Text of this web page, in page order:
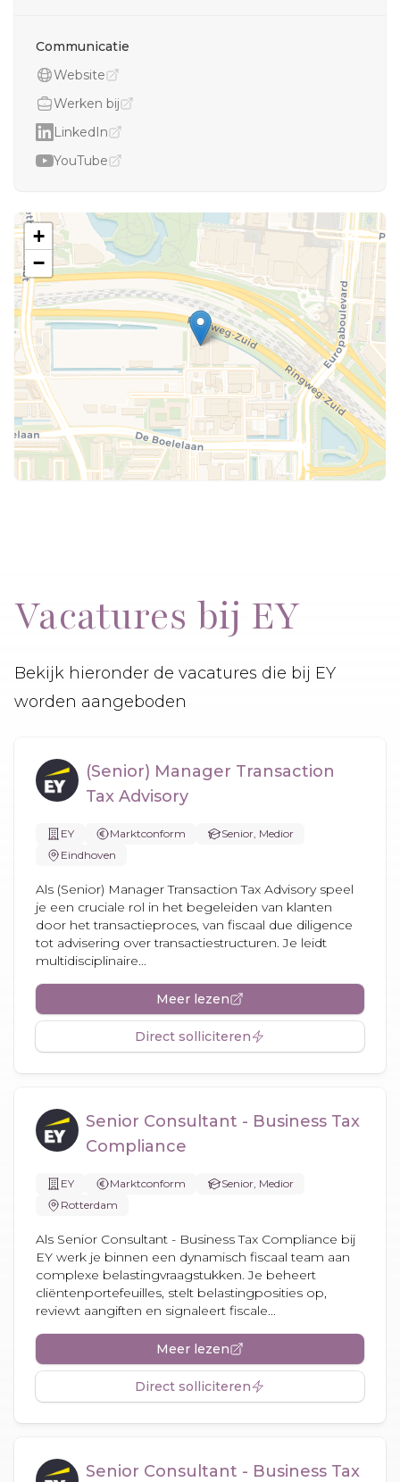
Communicatie
Website
Werken bij
LinkedIn
YouTube
+
−
Vacatures bij EY
Bekijk hieronder de vacatures die bij EY
worden aangeboden
(Senior) Manager Transaction
Tax Advisory
EY Marktconform
Senior, Medior
Eindhoven
Als (Senior) Manager Transaction Tax Advisory speel
je een cruciale rol in het begeleiden van klanten
door het transactieproces, van fiscaal due diligence
tot advisering over transactiestructuren. Je leidt
multidisciplinaire...
Meer lezen
Direct solliciteren
Senior Consultant - Business Tax
Compliance
EY Marktconform
Senior, Medior
Rotterdam
Als Senior Consultant - Business Tax Compliance bij
EY werk je binnen een dynamisch fiscaal team aan
complexe belastingvraagstukken. Je beheert
cliëntenportefeuilles, stelt belastingposities op,
reviewt aangiften en signaleert fiscale...
Meer lezen
Direct solliciteren
Senior Consultant - Business Tax